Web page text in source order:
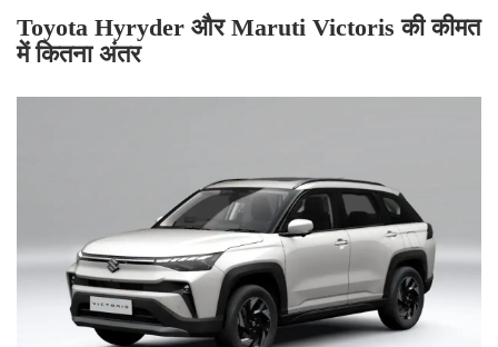
Toyota Hyryder और Maruti Victoris की कीमत
में कितना अंतर